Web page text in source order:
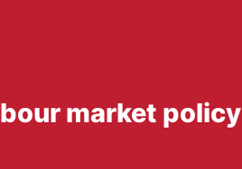
market policy